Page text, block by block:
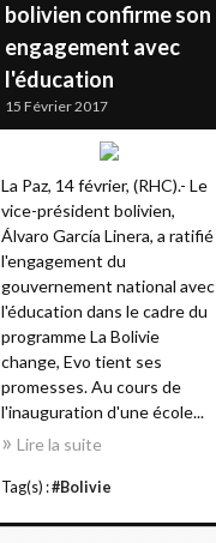
bolivien confirme son
engagement avec
l'éducation
15 Février 2017
La Paz, 14 février, (RHC).- Le
vice-président bolivien,
Álvaro García Linera, a ratifié
l'engagement du
gouvernement national avec
l'éducation dans le cadre du
programme La Bolivie
change, Evo tient ses
promesses. Au cours de
l'inauguration d'une école...
Lire la suite
Tag(s) :#Bolivie